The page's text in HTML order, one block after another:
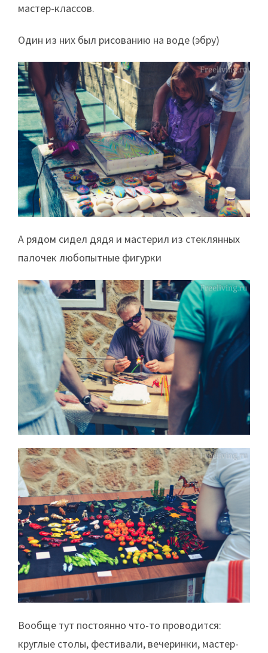
мастер-классов.
Один из них был рисованию на воде (эбру)
А рядом сидел дядя и мастерил из стеклянных
палочек любопытные фигурки
Вообще тут постоянно что-то проводится:
круглые столы, фестивали, вечеринки, мастер-